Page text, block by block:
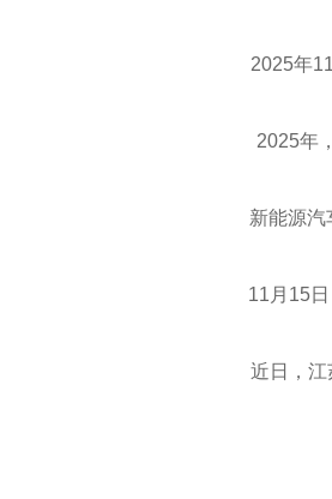
2025年11
2025年，
新能源汽车
11月15日，
近日，江苏